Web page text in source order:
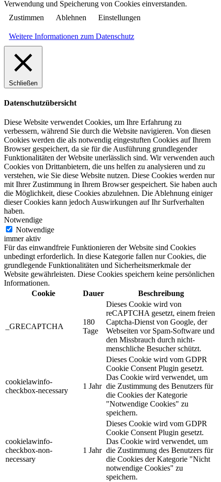
Verwendung und Speicherung von Cookies einverstanden.
Zustimmen
Ablehnen Einstellungen
Weitere Informationen zum Datenschutz
Schließen
Datenschutzübersicht
Diese Website verwendet Cookies, um Ihre Erfahrung zu
verbessern, während Sie durch die Website navigieren. Von diesen
Cookies werden die als notwendig eingestuften Cookies auf Ihrem
Browser gespeichert, da sie für die Ausführung grundlegender
Funktionalitäten der Website unerlässlich sind. Wir verwenden auch
Cookies von Drittanbietern, die uns helfen zu analysieren und zu
verstehen, wie Sie diese Website nutzen. Diese Cookies werden nur
mit Ihrer Zustimmung in Ihrem Browser gespeichert. Sie haben auch
die Möglichkeit, diese Cookies abzulehnen. Die Ablehnung einiger
dieser Cookies kann jedoch Auswirkungen auf Ihr Surfverhalten
haben.
Notwendige
Notwendige
immer aktiv
Für das einwandfreie Funktionieren der Website sind Cookies
unbedingt erforderlich. In diese Kategorie fallen nur Cookies, die
grundlegende Funktionalitäten und Sicherheitsmerkmale der
Website gewährleisten. Diese Cookies speichern keine persönlichen
Informationen.
Cookie
Dauer Beschreibung
_GRECAPTCHA
180
Tage
Dieses Cookie wird von
reCAPTCHA gesetzt, einem freien
Captcha-Dienst von Google, der
Webseiten vor Spam-Software und
den Missbrauch durch nicht-
menschliche Besucher schützt.
cookielawinfo-
checkbox-necessary
1 Jahr
Dieses Cookie wird vom GDPR
Cookie Consent Plugin gesetzt.
Das Cookie wird verwendet, um
die Zustimmung des Benutzers für
die Cookies der Kategorie
"Notwendige Cookies" zu
speichern.
cookielawinfo-
checkbox-non-
necessary
1 Jahr
Dieses Cookie wird vom GDPR
Cookie Consent Plugin gesetzt.
Das Cookie wird verwendet, um
die Zustimmung des Benutzers für
die Cookies der Kategorie "Nicht
notwendige Cookies" zu
speichern.